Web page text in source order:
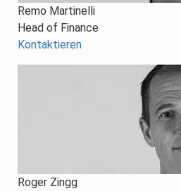
Remo Martinelli
Head of Finance
Kontaktieren
Roger Zingg